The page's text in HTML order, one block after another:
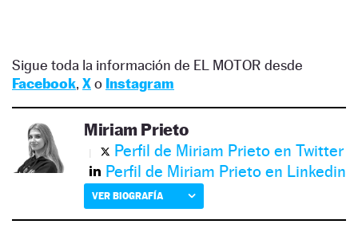
Sigue toda la información de EL MOTOR desde
Facebook, Xo Instagram
Miriam Prieto
Perfil de Miriam Prieto en Twitter
Perfil de Miriam Prieto en Linkedin
VER BIOGRAFÍA